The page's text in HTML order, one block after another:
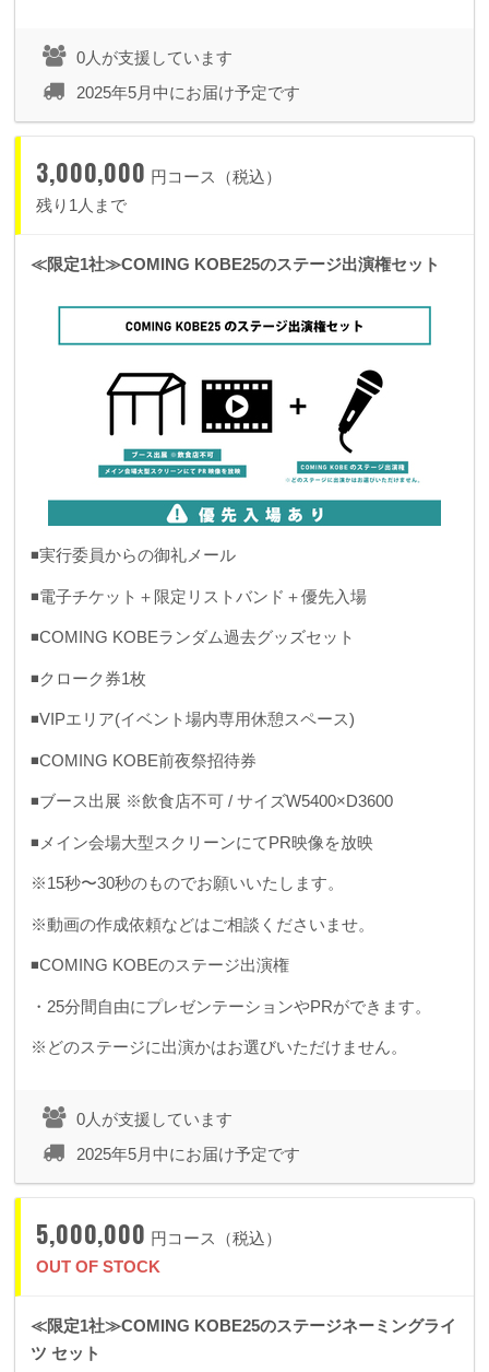
0人が支援しています
2025年5月中にお届け予定です
3,000,000 円コース（税込）
残り1人まで
≪限定1社≫COMING KOBE25のステージ出演権セット
◾️実行委員からの御礼メール
◾️電子チケット＋限定リストバンド＋優先入場
◾️COMING KOBEランダム過去グッズセット
◾️クローク券1枚
◾️VIPエリア(イベント場内専用休憩スペース)
◾️COMING KOBE前夜祭招待券
◾️ブース出展 ※飲食店不可 / サイズW5400×D3600
◾️メイン会場大型スクリーンにてPR映像を放映
※15秒〜30秒のものでお願いいたします。
※動画の作成依頼などはご相談くださいませ。
◾️COMING KOBEのステージ出演権
・25分間自由にプレゼンテーションやPRができます。
※どのステージに出演かはお選びいただけません。
0人が支援しています
2025年5月中にお届け予定です
5,000,000 円コース（税込）
OUT OF STOCK
≪限定1社≫COMING KOBE25のステージネーミングライ
ツ セット